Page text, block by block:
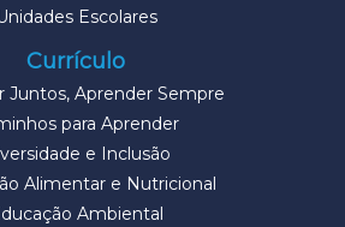
Escolares
Currículo
Juntos, Aprender Sempre
para Aprender
e Inclusão
Alimentar e Nutricional
Ambiental